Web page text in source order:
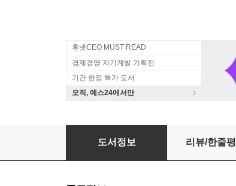
휴넷CEO MUST READ
경제경영 자기계발 기획전
기간 한정 특가 도서
오직, 예스24에서만
세계 경제의 몰락
도서정보 리뷰/한줄평